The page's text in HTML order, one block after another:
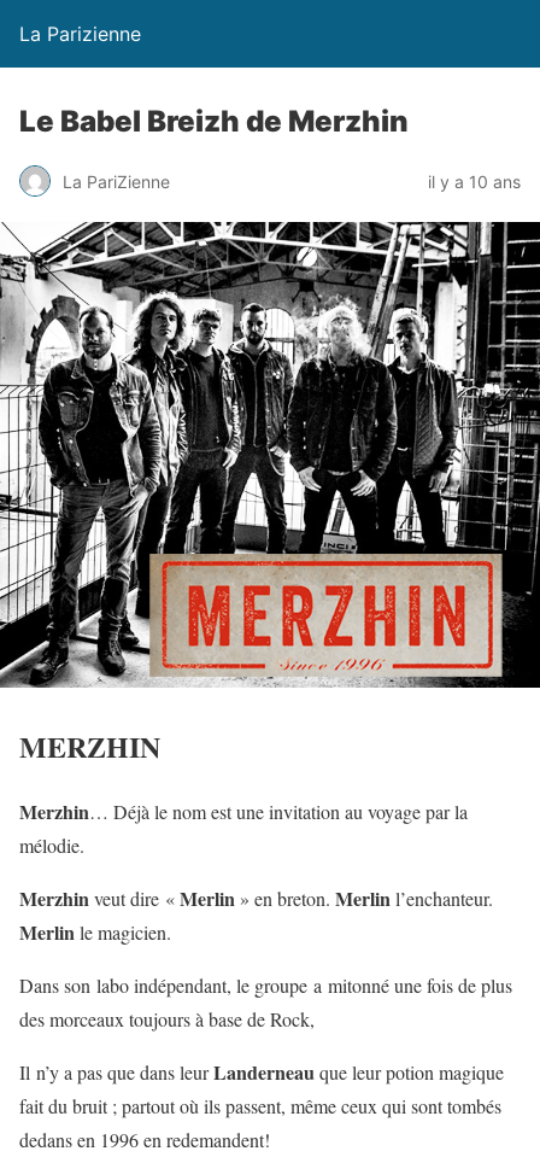
La Parizienne
Le Babel Breizh de Merzhin
La PariZienne il y a 10 ans
MERZHIN
Merzhin… Déjà le nom est une invitation au voyage par la
mélodie.
Merzhinveut dire «Merlin » en breton. Merlinl’enchanteur.
Merlinle magicien.
Dans son labo indépendant, le groupe a mitonné une fois de plus
des morceaux toujours à base de Rock,
Il n’y a pas que dans leurLanderneauque leur potion magique
fait du bruit ; partout où ils passent, même ceux qui sont tombés
dedans en 1996 en redemandent!